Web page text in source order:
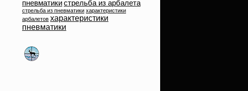
пневматикистрельба из арбалета
стрельба из пневматики характеристики
арбалетов характеристики
пневматики